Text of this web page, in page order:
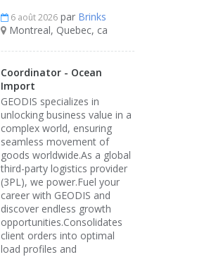
6 août 2026 par Brinks
Montreal, Quebec, ca
Coordinator - Ocean
Import
GEODIS specializes in
unlocking business value in a
complex world, ensuring
seamless movement of
goods worldwide.As a global
third-party logistics provider
(3PL), we power.Fuel your
career with GEODIS and
discover endless growth
opportunities.Consolidates
client orders into optimal
load profiles and